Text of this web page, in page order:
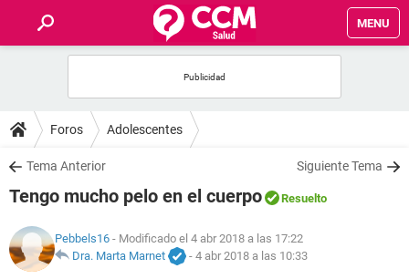
MENU
FOROS
SALUD
FAMILIA
NUTRICIÓN
Foros Adolescentes
Tema Anterior Siguiente Tema
Tengo mucho pelo en el cuerpo Resuelto
Pebbels16 - Modificado el 4 abr 2018 a las 17:22
Dra. Marta Marnet
- 4 abr 2018 a las 10:33